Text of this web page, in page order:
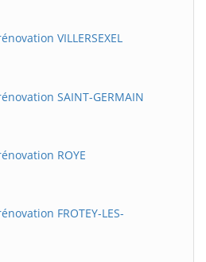
VILLERSEXEL
SAINT-GERMAIN
ROYE
FROTEY-LES-